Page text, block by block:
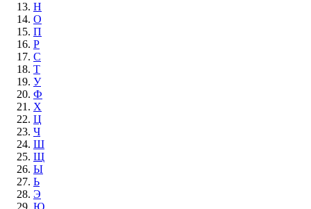
Н
О
П
Р
С
Т
У
Ф
Х
Ц
Ч
Ш
Щ
Ы
Ь
Э
Ю